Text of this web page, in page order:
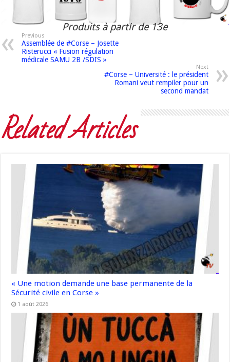
Produits à partir de 13e
Previous
Assemblée de #Corse – Josette
Risterucci « Fusion régulation
médicale SAMU 2B /SDIS »
Next
#Corse – Université : le président
Romani veut rempiler pour un
second mandat
Related Articles
« Une motion demande une base permanente de la
Sécurité civile en Corse »
1 août 2026